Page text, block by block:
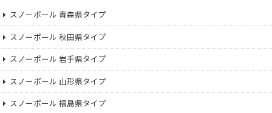
スノーポール 青森県タイプ
スノーポール 秋田県タイプ
スノーポール 岩手県タイプ
スノーポール 山形県タイプ
スノーポール 福島県タイプ